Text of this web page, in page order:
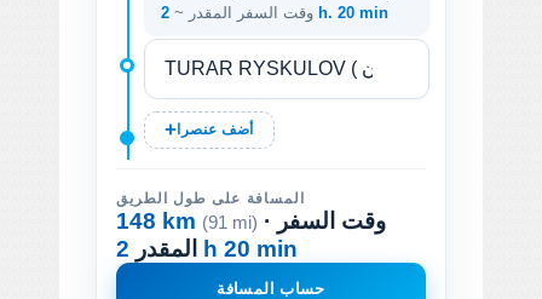
وقت السفر المقدر ~ 2 h. 20 min
أضف عنصرا
المسافة على طول الطريق
148 km (91 mi) · وقت السفر
المقدر 2 h 20 min
حساب المسافة